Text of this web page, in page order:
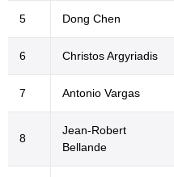
5 Dong Chen
6 Christos Argyriadis
7 Antonio Vargas
8
Jean-Robert
Bellande